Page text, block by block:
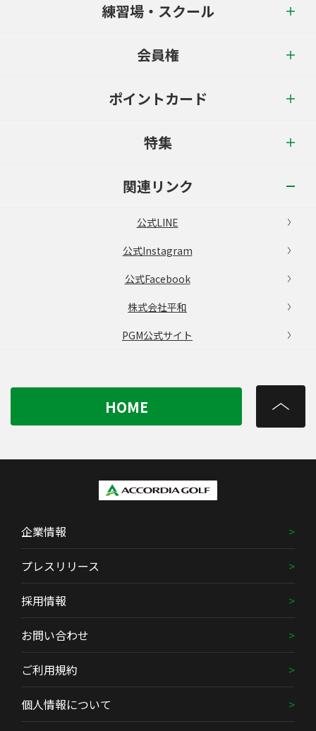
練習場・スクール
会員権
ポイントカード
特集
関連リンク
公式LINE
公式Instagram
公式Facebook
株式会社平和
PGM公式サイト
HOME
企業情報
プレスリリース
採用情報
お問い合わせ
ご利用規約
個人情報について